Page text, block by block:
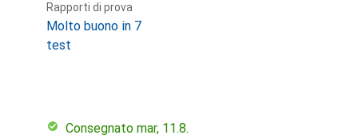
Rapporti di prova
Molto buono in 7
test
Consegnato mar, 11.8.